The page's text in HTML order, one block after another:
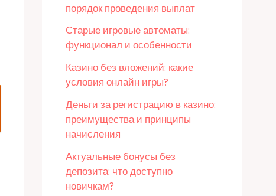
порядок проведения выплат
Старые игровые автоматы:
функционал и особенности
Казино без вложений: какие
условия онлайн игры?
Деньги за регистрацию в казино:
преимущества и принципы
начисления
Актуальные бонусы без
депозита: что доступно
новичкам?